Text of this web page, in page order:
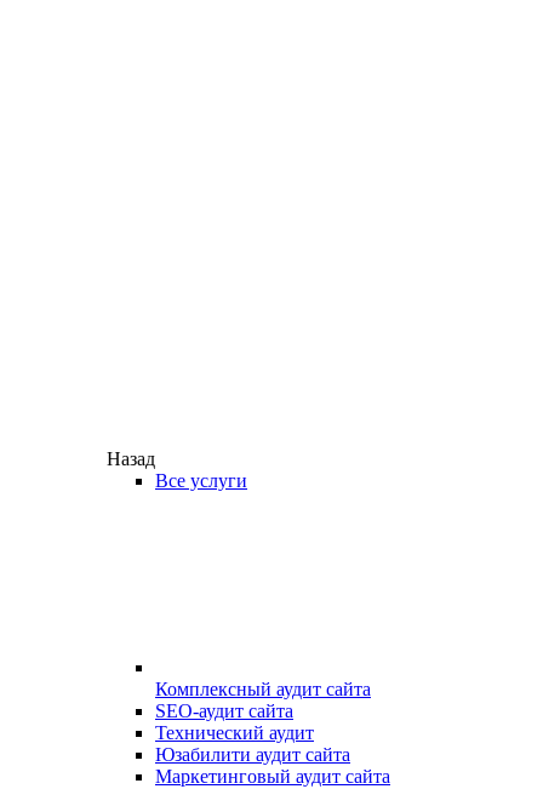
Назад
Все услуги
Комплексный аудит сайта
SEO-аудит сайта
Технический аудит
Юзабилити аудит сайта
Маркетинговый аудит сайта